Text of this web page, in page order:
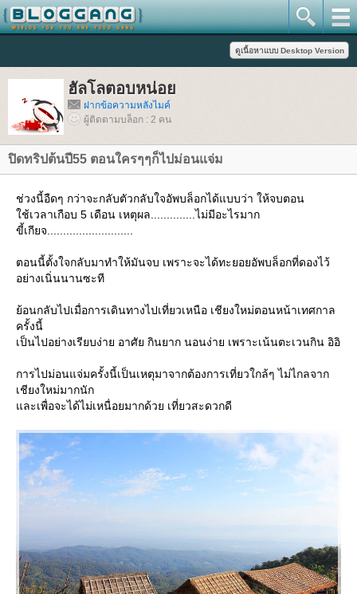
ฮัลโลตอบหน่อ
ฝากข้อความหลังไมค์
ผู้ติดตามบล็อก : 2 คน
ปิดทริปต้นปี55 ตอนใครๆๆก็ไปม่อนแจ่ม
ช่วงนี้อืดๆ กว่าจะกลับตัวกลับใจอัพบล็อกได้แบบว่า ให้จบตอน
ช้เวลาเกือบ 5 เดือน เหตุผล..............ไม่มีอะไรมาก
ขี้เกียจ...........................
ตอนนี้ตั้งใจกลับมาทำให้มันจบ เพราะจะได้ทะยอยอัพบล็อกที่ดองไว้
อย่างเนิ่นนานซะที
้อนกลับไปเมื่อการเดินทางไปเที่ยวเหนือ เชียงใหม่ตอนหน้าเทศกาล
ครั้งนี้
เป็นไปอย่างเรียบง่าย อาศัย กินยาก นอนง่าย เพราะเน้นตะเวนกิน อิอิ
การไปม่อนแจ่มครั้งนี้เป็นเหตุมาจากต้องการเที่ยวใกล้ๆ ไม่ไกลจาก
เชียงใหม่มากนัก
ละเพื่อจะได้ไม่เหนื่อยมากด้วย เที่ยวสะดวกดี